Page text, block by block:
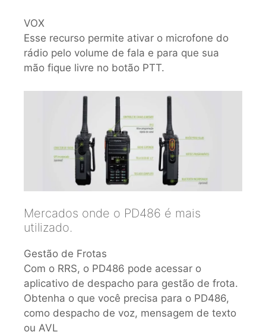
VOX
Esse recurso permite ativar o microfone do
rádio pelo volume de fala e para que sua
mão fique livre no botão PTT.
Mercados onde o PD486 é mais
utilizado.
Gestão de Frotas
Com o RRS, o PD486 pode acessar o
aplicativo de despacho para gestão de frota.
Obtenha o que você precisa para o PD486,
como despacho de voz, mensagem de texto
ou AVL